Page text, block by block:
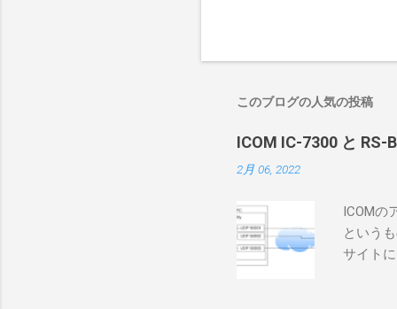
このブログの人気の投稿
ICOM IC-7300 と RS-
2月 06, 2022
ICOMの
という
サイト
ろうと